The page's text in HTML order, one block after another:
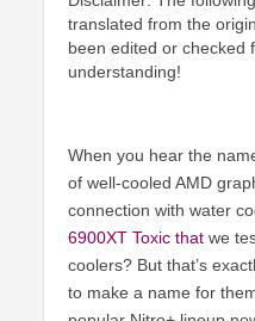
translated from the
been edited or checked
understanding!
When you hear the
of well-cooled AMD
connection with water
6900XT Toxic thatwe
coolers? But that’s
to make a name for